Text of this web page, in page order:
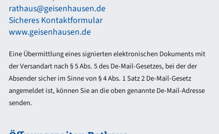
rathaus@geisenhausen.de
Sicheres Kontaktformular
www.geisenhausen.de
Eine Übermittlung eines signierten elektronischen Dokuments mit
der Versandart nach § 5 Abs. 5 des De-Mail-Gesetzes, bei der der
Absender sicher im Sinne von § 4 Abs. 1 Satz 2 De-Mail-Gesetz
angemeldet ist, können Sie an die oben genannte De-Mail-Adresse
senden.